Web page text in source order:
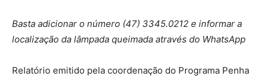
Basta adicionar o número (47) 3345.0212 e informar a
localização da lâmpada queimada através do WhatsApp
Relatório emitido pela coordenação do Programa Penha